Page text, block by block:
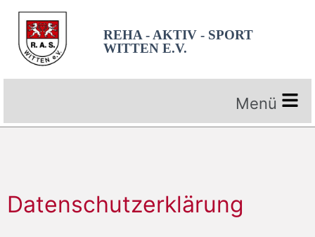
REHA - AKTIV - SPORT
WITTEN E.V.
Datenschutz­erklärung